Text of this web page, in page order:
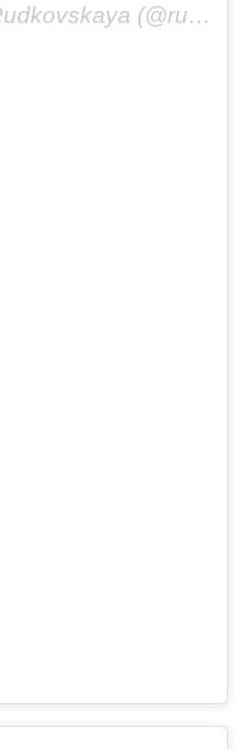
Допис, поширений Yana Rudkovskaya (@rudkovskayaofficial)